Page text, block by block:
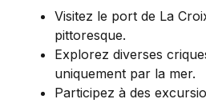
Visitez le port de La
pittoresque.
Explorez diverses
uniquement par la mer.
Participez à des